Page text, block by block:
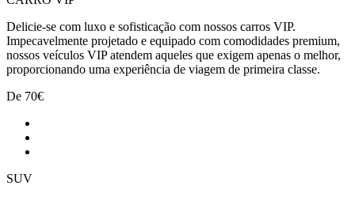
Delicie-se com luxo e sofisticação com nossos carros VIP.
Impecavelmente projetado e equipado com comodidades premium,
nossos veículos VIP atendem aqueles que exigem apenas o melhor,
proporcionando uma experiência de viagem de primeira classe.
De 70€
SUV